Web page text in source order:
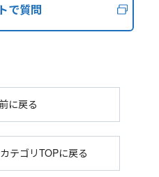
で質問
に戻る
テゴリTOPに戻る